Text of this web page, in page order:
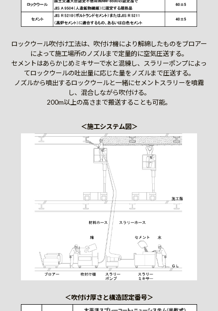
ロックウール吹付け工法は、吹付け機により解綿したものをブロアー
によって施工場所のノズルまで定量的に空気圧送する。
セメントはあらかじめミキサーで水と混練し、スラリーポンプによっ
てロックウールの吐出量に応じた量をノズルまで圧送する。
ノズルから噴出するロックウールと一緒にセメントスラリーを噴霧
し、混合しながら吹付ける。
200m以上の高さまで搬送することも可能。
＜施工システム図＞
＜吹付け厚さと構造認定番号＞